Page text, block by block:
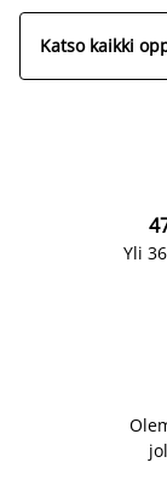
Katso kaikki
Yli